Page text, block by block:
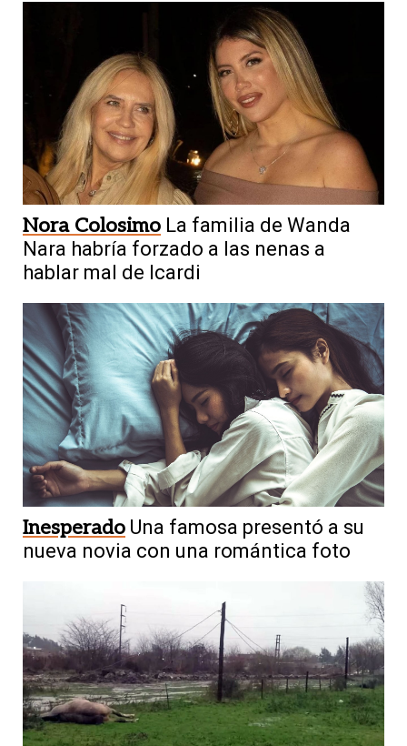
Nora Colosimo La familia de Wanda
Nara habría forzado a las nenas a
hablar mal de Icardi
Inesperado Una famosa presentó a su
nueva novia con una romántica foto